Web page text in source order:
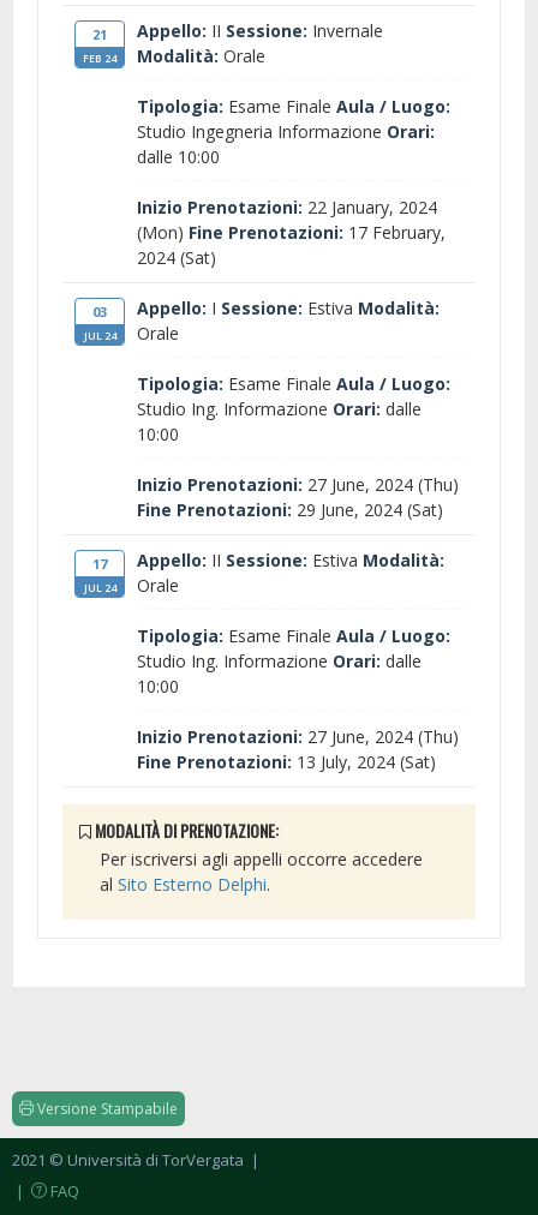
21
FEB 24
Appello: II Sessione: Invernale
Modalità: Orale
Tipologia: Esame Finale Aula / Luogo:
Studio Ingegneria Informazione Orari:
dalle 10:00
Inizio Prenotazioni: 22 January, 2024
(Mon) Fine Prenotazioni: 17 February,
2024 (Sat)
03
JUL 24
Appello: I Sessione: Estiva Modalità:
Orale
Tipologia: Esame Finale Aula / Luogo:
Studio Ing. Informazione Orari: dalle
10:00
Inizio Prenotazioni: 27 June, 2024 (Thu)
Fine Prenotazioni: 29 June, 2024 (Sat)
17
JUL 24
Appello: II Sessione: Estiva Modalità:
Orale
Tipologia: Esame Finale Aula / Luogo:
Studio Ing. Informazione Orari: dalle
10:00
Inizio Prenotazioni: 27 June, 2024 (Thu)
Fine Prenotazioni: 13 July, 2024 (Sat)
MODALITÀ DI PRENOTAZIONE:
Per iscriversi agli appelli occorre accedere
al Sito Esterno Delphi.
Versione Stampabile
2021 © Università di TorVergata
|
FAQ
|